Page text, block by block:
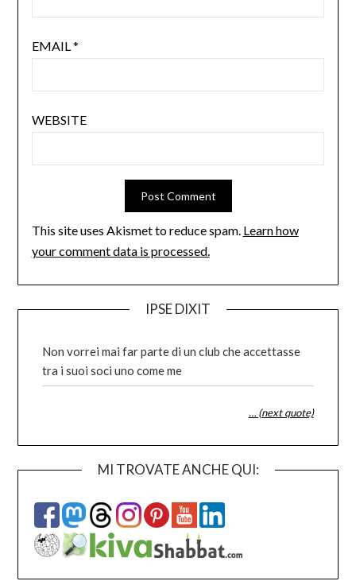
EMAIL*
WEBSITE
This site uses Akismet to reduce spam. Learn how
your comment data is processed.
IPSE DIXIT
Non vorrei mai far parte di un club che accettasse
tra i suoi soci uno come me
… (next quote)
MI TROVATE ANCHE QUI: